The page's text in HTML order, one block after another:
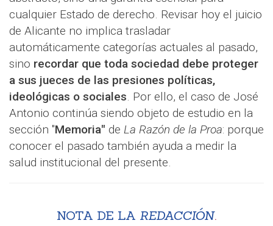
cualquier Estado de derecho. Revisar hoy el juicio
de Alicante no implica trasladar
automáticamente categorías actuales al pasado,
sino recordar que toda sociedad debe proteger
a sus jueces de las presiones políticas,
ideológicas o sociales. Por ello, el caso de José
Antonio continúa siendo objeto de estudio en la
sección "Memoria" de La Razón de la Proa: porque
conocer el pasado también ayuda a medir la
salud institucional del presente.
NOTA DE LA REDACCIÓN.